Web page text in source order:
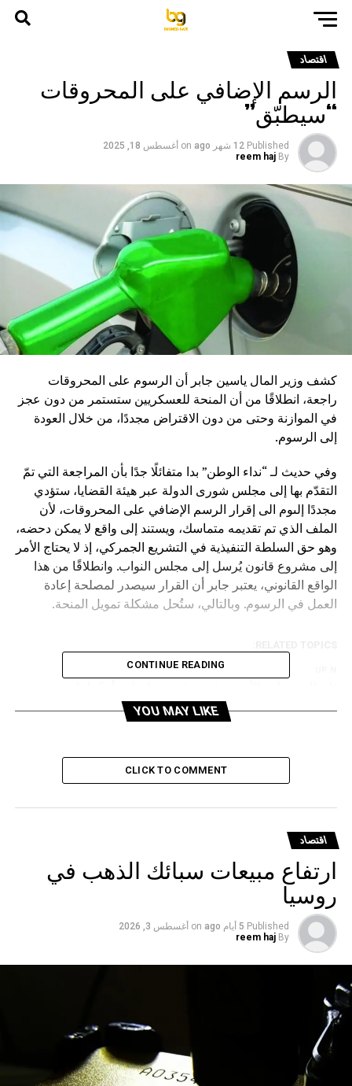
اقتصاد
الرسم الإضافي على المحروقات
“سيطبّق”
Published 12 شهر ago on أغسطس 18, 2025
By
reem haj
كشف وزير المال ياسين جابر أن الرسوم على المحروقات
راجعة، انطلاقًا من أن المنحة للعسكريين ستستمر من دون عجز
في الموازنة وحتى من دون الاقتراض مجددًا، من خلال العودة
إلى الرسوم.
وفي حديث لـ “نداء الوطن” بدا متفائلًا جدًا بأن المراجعة التي تمّ
التقدّم بها إلى مجلس شورى الدولة عبر هيئة القضايا، ستؤدي
مجددًا إلىوم الى إقرار الرسم الإضافي على المحروقات، لأن
الملف الذي تم تقديمه متماسك، ويستند إلى واقع لا يمكن دحضه،
وهو حق السلطة التنفيذية في التشريع الجمركي، إذ لا يحتاج الأمر
إلى مشروع قانون يُرسل إلى مجلس النواب. وانطلاقًا من هذا
الواقع القانوني، يعتبر جابر أن القرار سيصدر لمصلحة إعادة
العمل في الرسوم. وبالتالي، ستُحل مشكلة تمويل المنحة.
DON'T MISS
الذهب ينتعش من أدنى مستوياته في أسبوعين
CONTINUE READING
YOU MAY LIKE
CLICK TO COMMENT
اقتصاد
ارتفاع مبيعات سبائك الذهب في
روسيا
Published 5 أيام ago on أغسطس 3, 2026
By
reem haj